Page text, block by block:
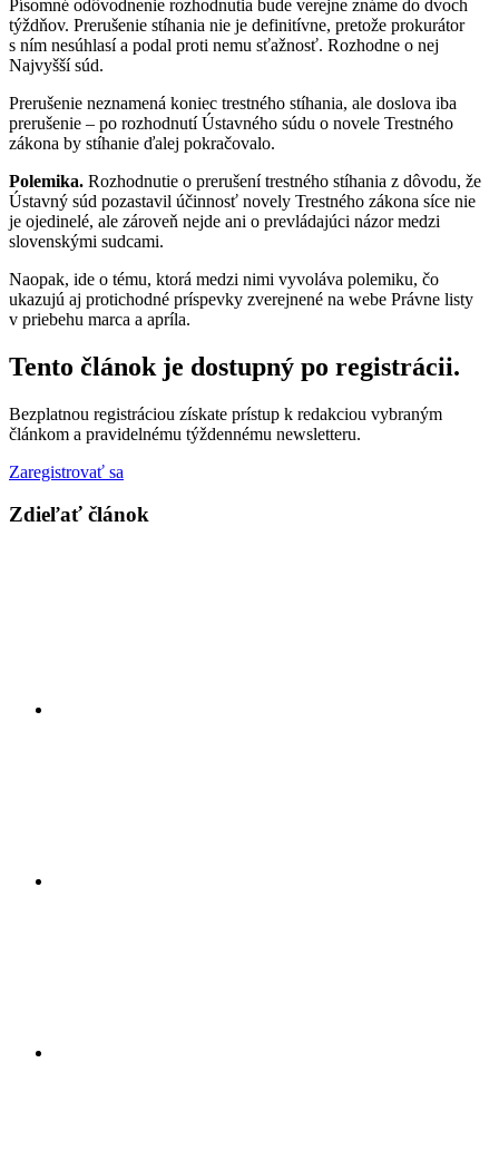
Písomné odôvodnenie rozhodnutia bude verejne známe do dvoch
týždňov. Prerušenie stíhania nie je definitívne, pretože prokurátor
s ním nesúhlasí a podal proti nemu sťažnosť. Rozhodne o nej
Najvyšší súd.
Prerušenie neznamená koniec trestného stíhania, ale doslova iba
prerušenie – po rozhodnutí Ústavného súdu o novele Trestného
zákona by stíhanie ďalej pokračovalo.
Polemika. Rozhodnutie o prerušení trestného stíhania z dôvodu, že
Ústavný súd pozastavil účinnosť novely Trestného zákona síce nie
je ojedinelé, ale zároveň nejde ani o prevládajúci názor medzi
slovenskými sudcami.
Naopak, ide o tému, ktorá medzi nimi vyvoláva polemiku, čo
ukazujú aj protichodné príspevky zverejnené na webe Právne listy
v priebehu marca a apríla.
Tento článok je dostupný po registrácii.
Bezplatnou registráciou získate prístup k redakciou vybraným
článkom a pravidelnému týždennému newsletteru.
Zaregistrovať sa
Zdieľať článok